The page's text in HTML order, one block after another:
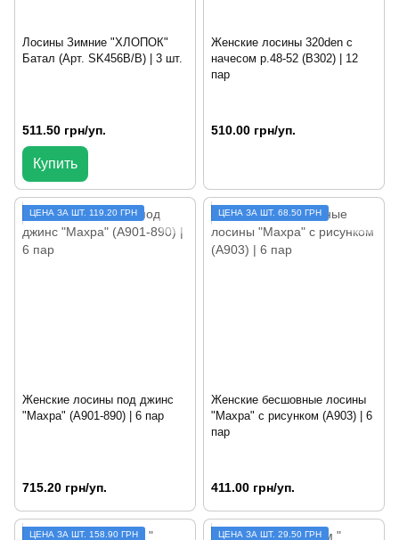
Лосины Зимние "ХЛОПОК"
Батал (Арт. SK456B/B) | 3 шт.
511.50 грн/уп.
Купить
Женские лосины 320den с
начесом р.48-52 (B302) | 12
пар
510.00 грн/уп.
ЦЕНА ЗА ШТ. 119.20 ГРН
Женские лосины под джинс
"Махра" (A901-890) | 6 пар
715.20 грн/уп.
ЦЕНА ЗА ШТ. 68.50 ГРН
Женские бесшовные лосины
"Махра" с рисунком (A903) | 6
пар
411.00 грн/уп.
ЦЕНА ЗА ШТ. 158.90 ГРН ЦЕНА ЗА ШТ. 29.50 ГРН